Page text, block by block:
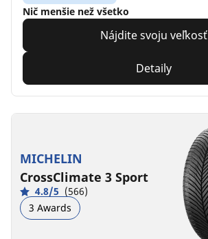
Nič menšie než všetko
Nájdite svoju veľkosť
Detaily
MICHELIN
CrossClimate 3 Sport
4.8/5 (566)
3 Awards